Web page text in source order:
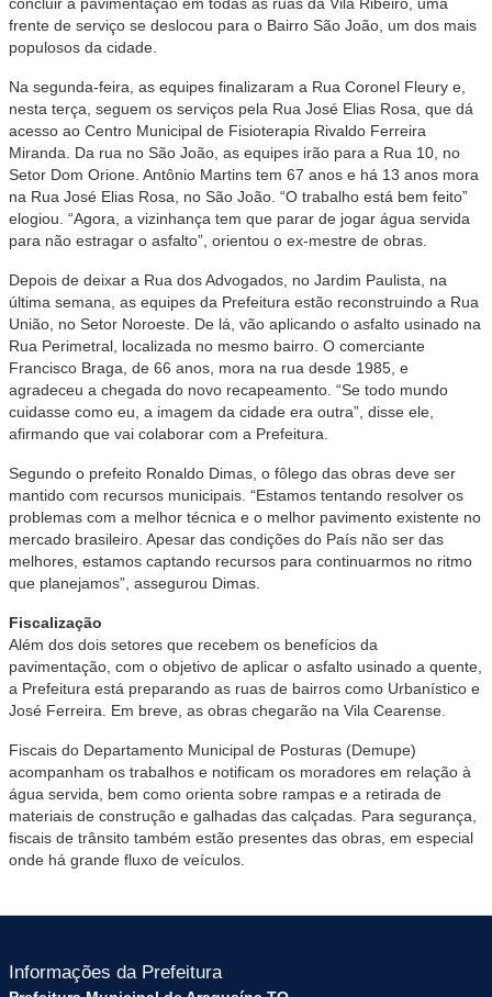
frente de serviço se deslocou para o Bairro São João, um dos mais
populosos da cidade.
Na segunda-feira, as equipes finalizaram a Rua Coronel Fleury e,
nesta terça, seguem os serviços pela Rua José Elias Rosa, que dá
acesso ao Centro Municipal de Fisioterapia Rivaldo Ferreira
Miranda. Da rua no São João, as equipes irão para a Rua 10, no
Setor Dom Orione. Antônio Martins tem 67 anos e há 13 anos mora
na Rua José Elias Rosa, no São João. “O trabalho está bem feito”
elogiou. “Agora, a vizinhança tem que parar de jogar água servida
para não estragar o asfalto”, orientou o ex-mestre de obras.
Depois de deixar a Rua dos Advogados, no Jardim Paulista, na
última semana, as equipes da Prefeitura estão reconstruindo a Rua
União, no Setor Noroeste. De lá, vão aplicando o asfalto usinado na
Rua Perimetral, localizada no mesmo bairro. O comerciante
Francisco Braga, de 66 anos, mora na rua desde 1985, e
agradeceu a chegada do novo recapeamento. “Se todo mundo
cuidasse como eu, a imagem da cidade era outra”, disse ele,
afirmando que vai colaborar com a Prefeitura.
Segundo o prefeito Ronaldo Dimas, o fôlego das obras deve ser
mantido com recursos municipais. “Estamos tentando resolver os
problemas com a melhor técnica e o melhor pavimento existente no
mercado brasileiro. Apesar das condições do País não ser das
melhores, estamos captando recursos para continuarmos no ritmo
que planejamos”, assegurou Dimas.
Fiscalização
Além dos dois setores que recebem os benefícios da
pavimentação, com o objetivo de aplicar o asfalto usinado a quente,
a Prefeitura está preparando as ruas de bairros como Urbanístico e
José Ferreira. Em breve, as obras chegarão na Vila Cearense.
Fiscais do Departamento Municipal de Posturas (Demupe)
acompanham os trabalhos e notificam os moradores em relação à
água servida, bem como orienta sobre rampas e a retirada de
materiais de construção e galhadas das calçadas. Para segurança,
fiscais de trânsito também estão presentes das obras, em especial
onde há grande fluxo de veículos.
Informações da Prefeitura